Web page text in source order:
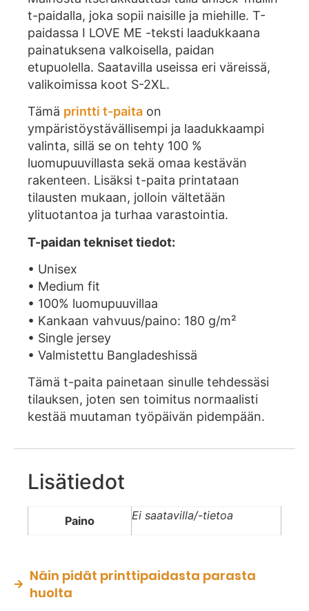
t-paidalla, joka sopii naisille ja miehille. T-
paidassa I LOVE ME -teksti laadukkaana
painatuksena valkoisella, paidan
etupuolella. Saatavilla useissa eri väreissä,
valikoimissa koot S-2XL.
Tämä printti t-paita on
ympäristöystävällisempi ja laadukkaampi
valinta, sillä se on tehty 100 %
luomupuuvillasta sekä omaa kestävän
rakenteen. Lisäksi t-paita printataan
tilausten mukaan, jolloin vältetään
ylituotantoa ja turhaa varastointia.
T-paidan tekniset tiedot:
• Unisex
• Medium fit
• 100% luomupuuvillaa
• Kankaan vahvuus/paino: 180 g/m²
• Single jersey
• Valmistettu Bangladeshissä
Tämä t-paita painetaan sinulle tehdessäsi
tilauksen, joten sen toimitus normaalisti
kestää muutaman työpäivän pidempään.
Lisätiedot
Paino Ei saatavilla/-tietoa
Näin pidät printtipaidasta parasta
huolta